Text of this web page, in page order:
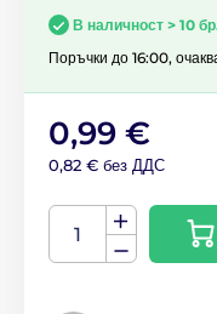
В наличност > 10
Поръчки до 16:00,
0,99 €
0,82 € без ДДС